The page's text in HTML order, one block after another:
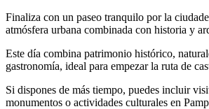
Finaliza con un paseo tranquilo por la
atmósfera urbana combinada con historia y
Este día combina patrimonio histórico,
gastronomía, ideal para empezar la ruta de
Si dispones de más tiempo, puedes incluir
monumentos o actividades culturales en